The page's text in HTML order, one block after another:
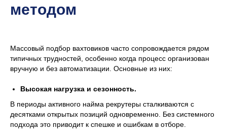
методом
Массовый подбор вахтовиков часто сопровождается рядом
типичных трудностей, особенно когда процесс организован
вручную и без автоматизации. Основные из них:
Высокая нагрузка и сезонность.
В периоды активного найма рекрутеры сталкиваются с
десятками открытых позиций одновременно. Без системного
подхода это приводит к спешке и ошибкам в отборе.